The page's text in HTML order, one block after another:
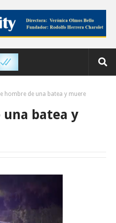
hombre de una batea y muere
una batea y